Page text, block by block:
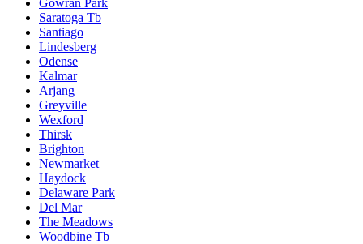
Saratoga Tb
Santiago
Lindesberg
Odense
Kalmar
Arjang
Greyville
Wexford
Thirsk
Brighton
Newmarket
Haydock
Delaware Park
Del Mar
The Meadows
Woodbine Tb